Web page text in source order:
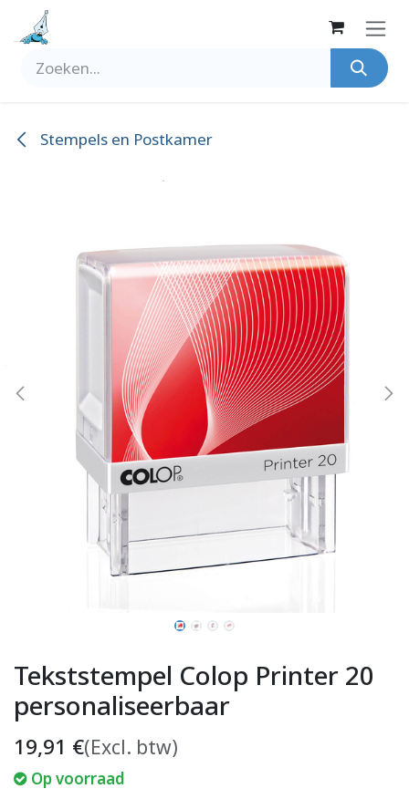
Overslaan naar inhoud
Stempels en Postkamer
Tekststempel Colop Printer 20
personaliseerbaar
19,91 €(Excl. btw)
Op voorraad